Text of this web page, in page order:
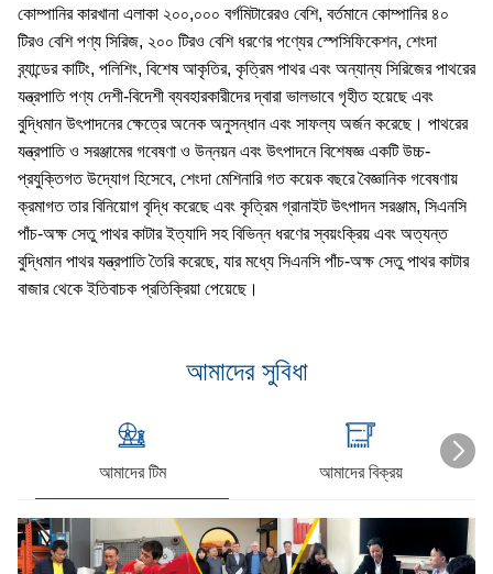
কোম্পানির কারখানা এলাকা ২০০,০০০ বর্গমিটারেরও বেশি, বর্তমানে কোম্পানির ৪০
টিরও বেশি পণ্য সিরিজ, ২০০ টিরও বেশি ধরণের পণ্যের স্পেসিফিকেশন, শেংদা
ব্র্যান্ডের কাটিং, পলিশিং, বিশেষ আকৃতির, কৃত্রিম পাথর এবং অন্যান্য সিরিজের পাথরের
যন্ত্রপাতি পণ্য দেশী-বিদেশী ব্যবহারকারীদের দ্বারা ভালভাবে গৃহীত হয়েছে এবং
বুদ্ধিমান উৎপাদনের ক্ষেত্রে অনেক অনুসন্ধান এবং সাফল্য অর্জন করেছে। পাথরের
যন্ত্রপাতি ও সরঞ্জামের গবেষণা ও উন্নয়ন এবং উৎপাদনে বিশেষজ্ঞ একটি উচ্চ-
প্রযুক্তিগত উদ্যোগ হিসেবে, শেংদা মেশিনারি গত কয়েক বছরে বৈজ্ঞানিক গবেষণায়
ক্রমাগত তার বিনিয়োগ বৃদ্ধি করেছে এবং কৃত্রিম গ্রানাইট উৎপাদন সরঞ্জাম, সিএনসি
পাঁচ-অক্ষ সেতু পাথর কাটার ইত্যাদি সহ বিভিন্ন ধরণের স্বয়ংক্রিয় এবং অত্যন্ত
বুদ্ধিমান পাথর যন্ত্রপাতি তৈরি করেছে, যার মধ্যে সিএনসি পাঁচ-অক্ষ সেতু পাথর কাটার
বাজার থেকে ইতিবাচক প্রতিক্রিয়া পেয়েছে।
আমাদের সুবিধা
আমাদের টিম আমাদের বিক্রয়